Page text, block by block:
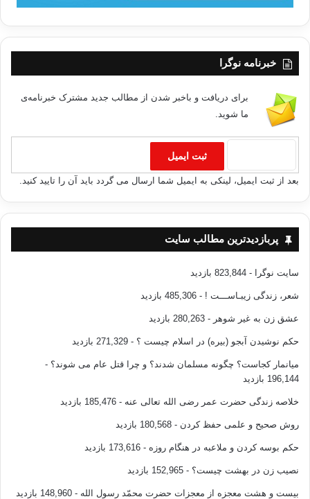
خبرنامه نوگرا
برای دریافت و باخبر شدن از مطالب جدید مشترک خبرنامه‌ی
ما شوید.
بعد از ثبت ایمیل، لینکی به ایمیل شما ارسال می گردد باید آن را تایید کنید.
پربازدیدترین مطالب سایت
سایت نوگرا - 823,844 بازدید
شعر، زندگی زیبـاســـت ! - 485,306 بازدید
عشق زن به غیر شوهر - 280,263 بازدید
حکم نوشیدن آبجو (بیره) در اسلام چیست ؟ - 271,329 بازدید
میانمار کجاست؟ چگونه مسلمان شدند؟ و چرا قتل عام می شوند؟ -
196,144 بازدید
خلاصه زندگی حضرت عمر رضی الله تعالی عنه - 185,476 بازدید
روش صحیح و علمی حفظ کردن - 180,568 بازدید
حکم بوسه کردن و ملاعبه در هنگام روزه - 173,616 بازدید
نصیب زن در بهشت چیست؟ - 152,965 بازدید
بیست و هشت معجزه از معجزات حضرت محمّد رسول الله - 148,960 بازدید